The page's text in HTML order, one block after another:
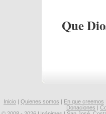
Que
Inicio | Quienes somos | En que creemos
Donaciones |